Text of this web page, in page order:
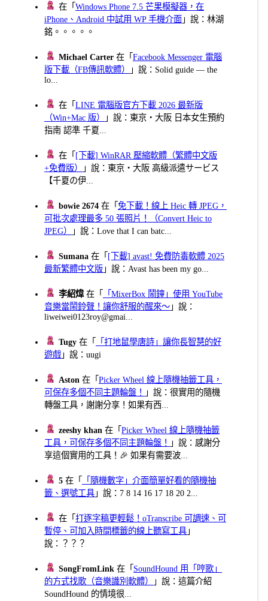
在「Windows Phone 7.5 芒果模擬器，在
iPhone、Android 中試用 WP 手機介面 」說：林湖
銘。。。。。
Michael Carter 在「Facebook Messenger 電腦
版下載（FB傳訊軟體）
」說：Solid guide — the
lo...
在「LINE 電腦版官方下載 2026 最新版
（Win+Mac 版）
」說：東京・大阪 日本女生預約
指南 認準 千夏...
在「 [下載] WinRAR 壓縮軟體（繁體中文版
+免費版）
」說：東京・大阪 高級派遣サービス
【千夏の伊...
bowie 2674 在「免下載！線上 Heic 轉 JPEG，
可批次處理最多 50 張照片！（Convert Heic to
JPEG）
」說：Love that I can batc...
Sumana 在「 [下載] avast! 免費防毒軟體 2025
最新繁體中文版 」說：Avast has been my go...
李紹煒在「
「MixerBox 鬧鐘」使用 YouTube
音樂當鬧鈴聲！讓你舒服的醒來～ 」說：
liweiwei0123roy@gmai...
Tugy 在「
「打地鼠學唐詩」讓你長智慧的好
遊戲 」說：uugi
Aston 在「Picker Wheel 線上隨機抽籤工具，
可保存多個不同主題輪盤！
」說：很實用的隨機
轉盤工具，謝謝分享！如果有西...
zeeshy khan 在「Picker Wheel 線上隨機抽籤
工具，可保存多個不同主題輪盤！
」說：感謝分
享這個實用的工具！🎉 如果有需要波...
5 在「
「隨機數字」介面簡單好看的隨機抽
籤、選號工具 」說：7 8 14 16 17 18 20 2...
在「打逐字稿更輕鬆！oTranscribe 可調速、可
暫停、可加入時間標籤的線上聽寫工具 」
說：？？？
SongFromLink 在「 SoundHound 用「哼歌」
的方式找歌（音樂識別軟體）
」說：這篇介紹
SoundHound 的情境很...